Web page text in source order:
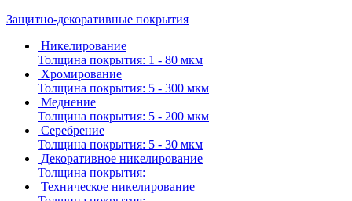
Защитно-декоративные покрытия
Никелирование
Толщина покрытия: 1 - 80 мкм
Хромирование
Толщина покрытия: 5 - 300 мкм
Меднение
Толщина покрытия: 5 - 200 мкм
Серебрение
Толщина покрытия: 5 - 30 мкм
Декоративное никелирование
Толщина покрытия:
Техническое никелирование